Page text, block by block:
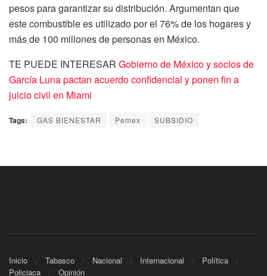
pesos para garantizar su distribución. Argumentan que
este combustible es utilizado por el 76% de los hogares y
más de 100 millones de personas en México.
TE PUEDE INTERESAR Gobierno de México y socios de
García Luna pactan acuerdo confidencial y ponen fin a
juicio civil en Miami
Tags: GAS BIENESTAR Pemex SUBSIDIO
Inicio Tabasco Nacional Internacional
Política
Policiaca
Opinión